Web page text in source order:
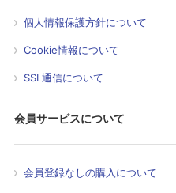
個人情報保護方針について
Cookie情報について
SSL通信について
会員サービスについて
会員登録なしの購入について